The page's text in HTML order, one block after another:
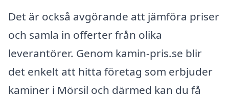
Det är också avgörande att jämföra priser
och samla in offerter från olika
leverantörer. Genom kamin-pris.se blir
det enkelt att hitta företag som erbjuder
kaminer i Mörsil och därmed kan du få